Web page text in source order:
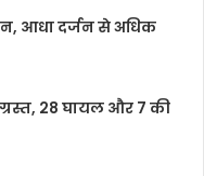
आधा दर्जन से अधिक
28 घायल और 7 की